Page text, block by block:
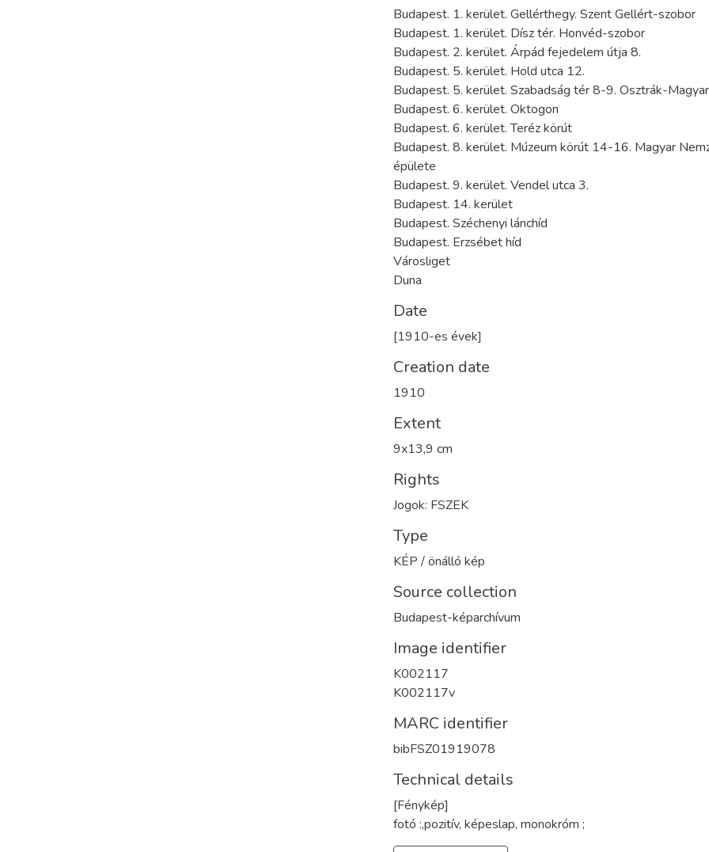
Budapest. 1. kerület. Gellérthegy. Szent Gellért-szobor
Budapest. 1. kerület. Dísz tér. Honvéd-szobor
Budapest. 2. kerület. Árpád fejedelem útja 8.
Budapest. 5. kerület. Hold utca 12.
Budapest. 5. kerület. Szabadság tér 8-9. Osztrák-
Budapest. 6. kerület. Oktogon
Budapest. 6. kerület. Teréz körút
Budapest. 8. kerület. Múzeum körút 14-16. Magyar
épülete
Budapest. 9. kerület. Vendel utca 3.
Budapest. 14. kerület
Budapest. Széchenyi lánchíd
Budapest. Erzsébet híd
Városliget
Duna
Date
[1910-es évek]
Creation date
1910
Extent
9x13,9 cm
Rights
Jogok: FSZEK
Type
KÉP / önálló kép
Source collection
Budapest-képarchívum
Image identifier
K002117
K002117v
MARC identifier
bibFSZ01919078
Technical details
[Fénykép]
fotó :,pozitív, képeslap, monokróm ;